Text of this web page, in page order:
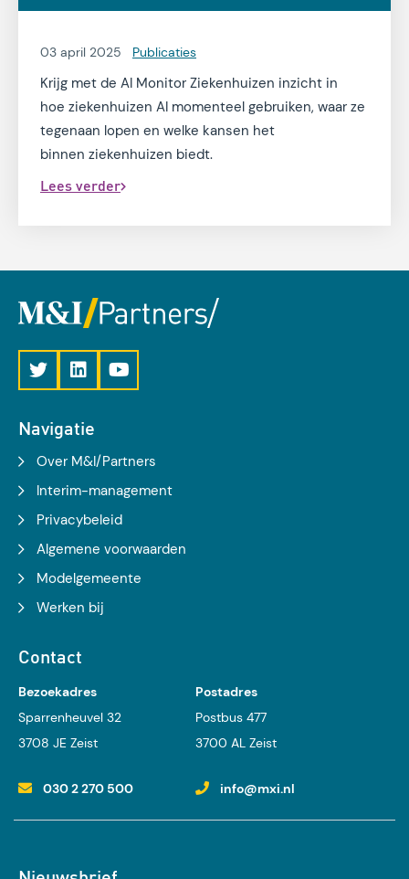
03 april 2025 Publicaties
Krijg met de AI Monitor Ziekenhuizen inzicht in
hoe ziekenhuizen AI momenteel gebruiken, waar ze
tegenaan lopen en welke kansen het
binnen ziekenhuizen biedt.
Lees verder
Navigatie
Over M&I/Partners
Interim-management
Privacybeleid
Algemene voorwaarden
Modelgemeente
Werken bij
Contact
Bezoekadres
Sparrenheuvel 32
3708 JE Zeist
Postadres
Postbus 477
3700 AL Zeist
030 2 270 500 info@mxi.nl